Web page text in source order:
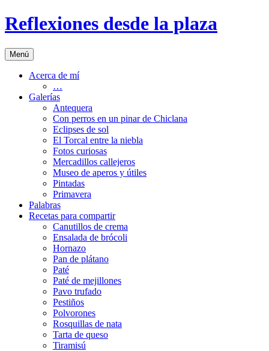
Saltar
al
Reflexiones desde la plaza
Menú
Acerca de mí
…
Galerías
Antequera
Con perros en un pinar de Chiclana
Eclipses de sol
El Torcal entre la niebla
Fotos curiosas
Mercadillos callejeros
Museo de aperos y útiles
Pintadas
Primavera
Palabras
Recetas para compartir
Canutillos de crema
Ensalada de brócoli
Hornazo
Pan de plátano
Paté
Paté de mejillones
Pavo trufado
Pestiños
Polvorones
Rosquillas de nata
Tarta de queso
Tiramisú